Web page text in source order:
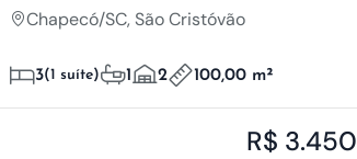
Chapecó/SC, São Cristóvão
3(1 suíte) 1 2 100,00 m²
R$ 3.450